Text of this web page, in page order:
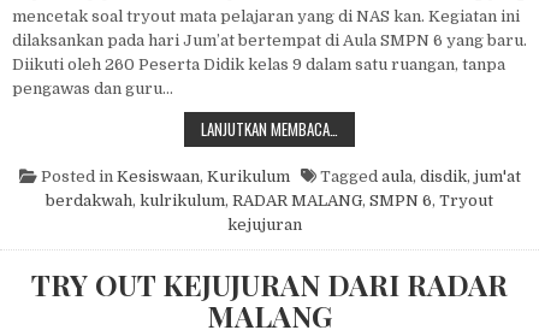
mencetak soal tryout mata pelajaran yang di NAS kan. Kegiatan ini
dilaksankan pada hari Jum’at bertempat di Aula SMPN 6 yang baru.
Diikuti oleh 260 Peserta Didik kelas 9 dalam satu ruangan, tanpa
pengawas dan guru…
LANJUTKAN MEMBACA…
Posted in Kesiswaan, Kurikulum Tagged aula, disdik, jum'at
berdakwah, kulrikulum, RADAR MALANG, SMPN 6, Tryout
kejujuran
TRY OUT KEJUJURAN DARI RADAR
MALANG